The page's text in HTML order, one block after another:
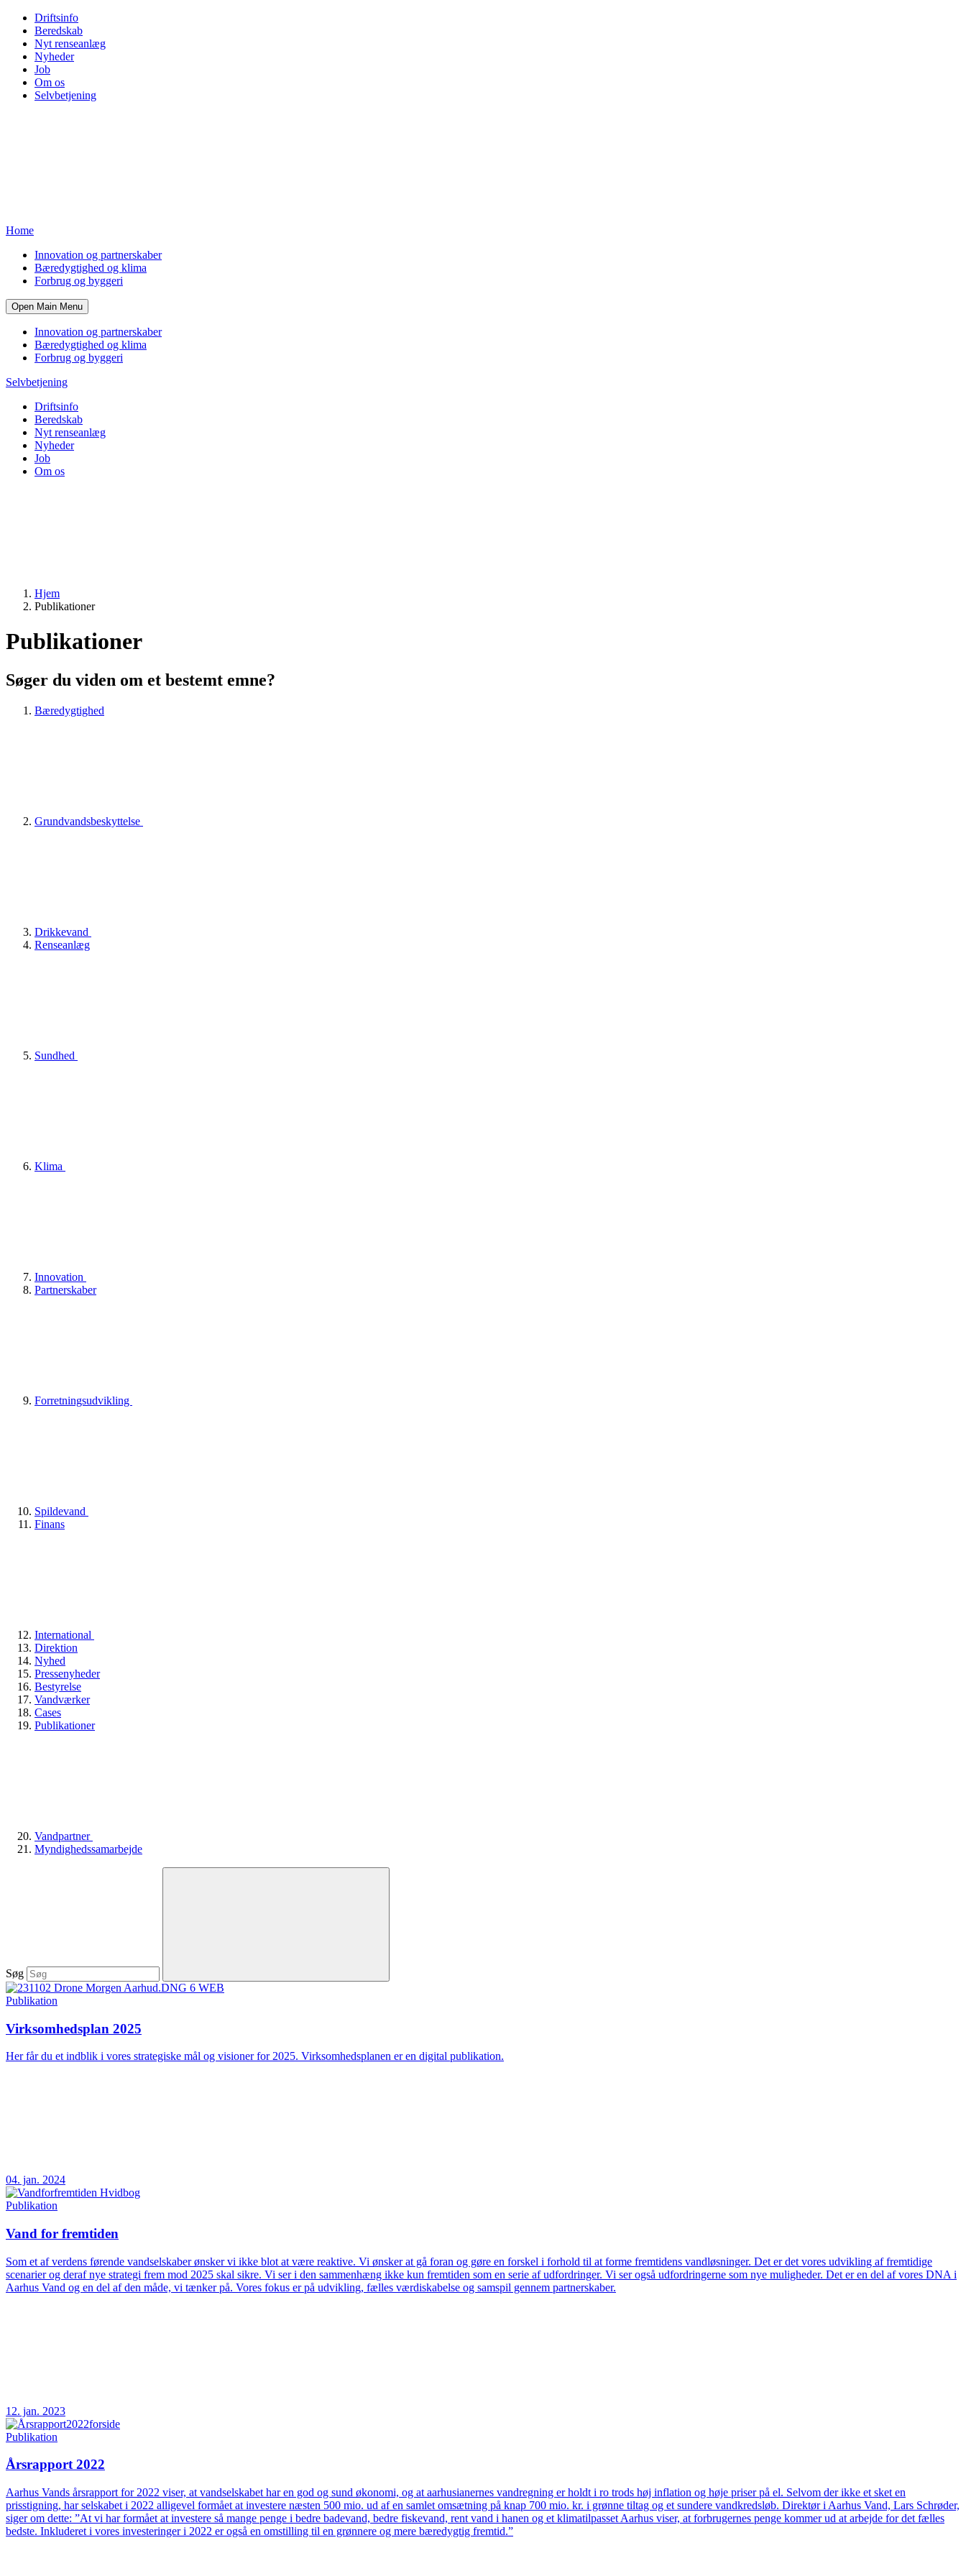
Driftsinfo
Beredskab
Nyt renseanlæg
Nyheder
Job
Om os
Selvbetjening
Home
Innovation og partnerskaber
Bæredygtighed og klima
Forbrug og byggeri
Open Main Menu
Innovation og partnerskaber
Bæredygtighed og klima
Forbrug og byggeri
Selvbetjening
Driftsinfo
Beredskab
Nyt renseanlæg
Nyheder
Job
Om os
Hjem
Publikationer
Publikationer
Søger du viden om et bestemt emne?
Bæredygtighed
Grundvandsbeskyttelse
Drikkevand
Renseanlæg
Sundhed
Klima
Innovation
Partnerskaber
Forretningsudvikling
Spildevand
Finans
International
Direktion
Nyhed
Pressenyheder
Bestyrelse
Vandværker
Cases
Publikationer
Vandpartner
Myndighedssamarbejde
Søg
Publikation
Virksomhedsplan 2025
Her får du et indblik i vores strategiske mål og visioner for 2025. Virksomhedsplanen er en digital publikation.
04. jan. 2024
Publikation
Vand for fremtiden
Som et af verdens førende vandselskaber ønsker vi ikke blot at være reaktive. Vi ønsker at gå foran og gøre en forskel i forhold til at forme fremtidens vandløsninger. Det er det vores udvikling af fremtidige
scenarier og deraf nye strategi frem mod 2025 skal sikre. Vi ser i den sammenhæng ikke kun fremtiden som en serie af udfordringer. Vi ser også udfordringerne som nye muligheder. Det er en del af vores DNA i
Aarhus Vand og en del af den måde, vi tænker på. Vores fokus er på udvikling, fælles værdiskabelse og samspil gennem partnerskaber.
12. jan. 2023
Publikation
Årsrapport 2022
Aarhus Vands årsrapport for 2022 viser, at vandselskabet har en god og sund økonomi, og at aarhusianernes vandregning er holdt i ro trods høj inflation og høje priser på el. Selvom der ikke et sket en
prisstigning, har selskabet i 2022 alligevel formået at investere næsten 500 mio. ud af en samlet omsætning på knap 700 mio. kr. i grønne tiltag og et sundere vandkredsløb. Direktør i Aarhus Vand, Lars Schrøder,
siger om dette: ”At vi har formået at investere så mange penge i bedre badevand, bedre fiskevand, rent vand i hanen og et klimatilpasset Aarhus viser, at forbrugernes penge kommer ud at arbejde for det fælles
bedste. Inkluderet i vores investeringer i 2022 er også en omstilling til en grønnere og mere bæredygtig fremtid.”